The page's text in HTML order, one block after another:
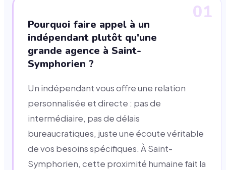
01
Pourquoi faire appel à un
indépendant plutôt qu'une
grande agence à Saint-
Symphorien ?
Un indépendant vous offre une relation
personnalisée et directe : pas de
intermédiaire, pas de délais
bureaucratiques, juste une écoute véritable
de vos besoins spécifiques. À Saint-
Symphorien, cette proximité humaine fait la